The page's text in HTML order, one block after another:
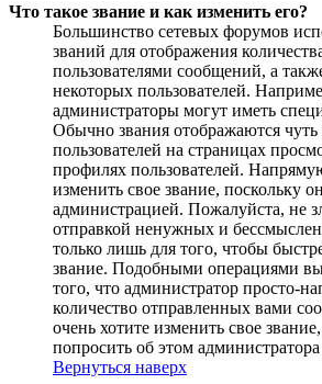
Что такое звание и как изменить его?
Большинство сетевых форумов
званий для отображения
пользователями сообщений, а
некоторых пользователей.
администраторы могут иметь
Обычно звания отображаются
пользователей на страницах
профилях пользователей.
изменить свое звание, поскольку
администрацией. Пожалуйста, не
отправкой ненужных и
только лишь для того, чтобы
звание. Подобными операциями
того, что администратор просто-
количество отправленных вами
очень хотите изменить свое
попросить об этом
Вернуться наверх